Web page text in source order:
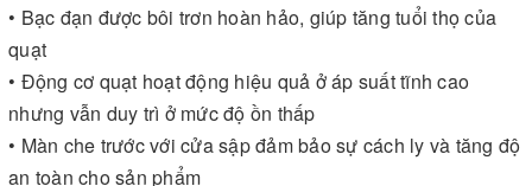
• Bạc đạn được bôi trơn hoàn hảo, giúp tăng tuổi thọ của
quạt
• Động cơ quạt hoạt động hiệu quả ở áp suất tĩnh cao
nhưng vẫn duy trì ở mức độ ồn thấp
• Màn che trước với cửa sập đảm bảo sự cách ly và tăng độ
an toàn cho sản phẩm